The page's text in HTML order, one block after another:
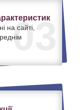
03
на сайті,